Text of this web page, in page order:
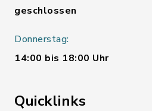
geschlossen
Donnerstag:
14:00 bis 18:00 Uhr
Quicklinks